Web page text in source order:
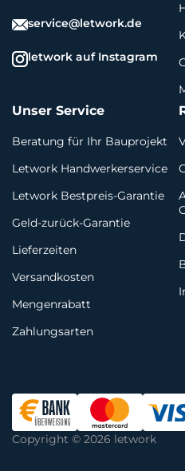
service@letwork.de
letwork auf Instagram
Unser Service
Beratung für Ihr Bauprojekt
Letwork Handwerkerservice
Letwork Bestpreis-Garantie
Geld-zurück-Garantie
Lieferzeiten
Versandkosten
Mengenrabatt
Zahlungsarten
Copyright © 2026 letwork